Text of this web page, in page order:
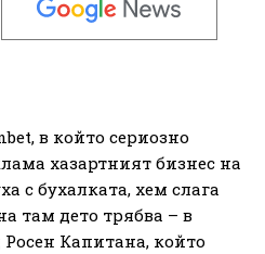
в който сериозно
хазартният бизнес на
с бухалката, хем слага
там дето трябва – в
Капитана, който